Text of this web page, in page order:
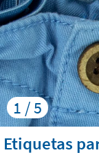
1 / 5
Etiquetas